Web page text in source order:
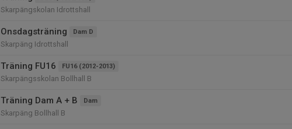
Skarpängskolan Idrottshall
Onsdagsträning Dam D
Skarpäng Idrottshall
Träning FU16 FU16 (2012-2013)
Skarpängsskolan Bollhall B
Träning Dam A + B Dam
Skarpäng Bollhall B